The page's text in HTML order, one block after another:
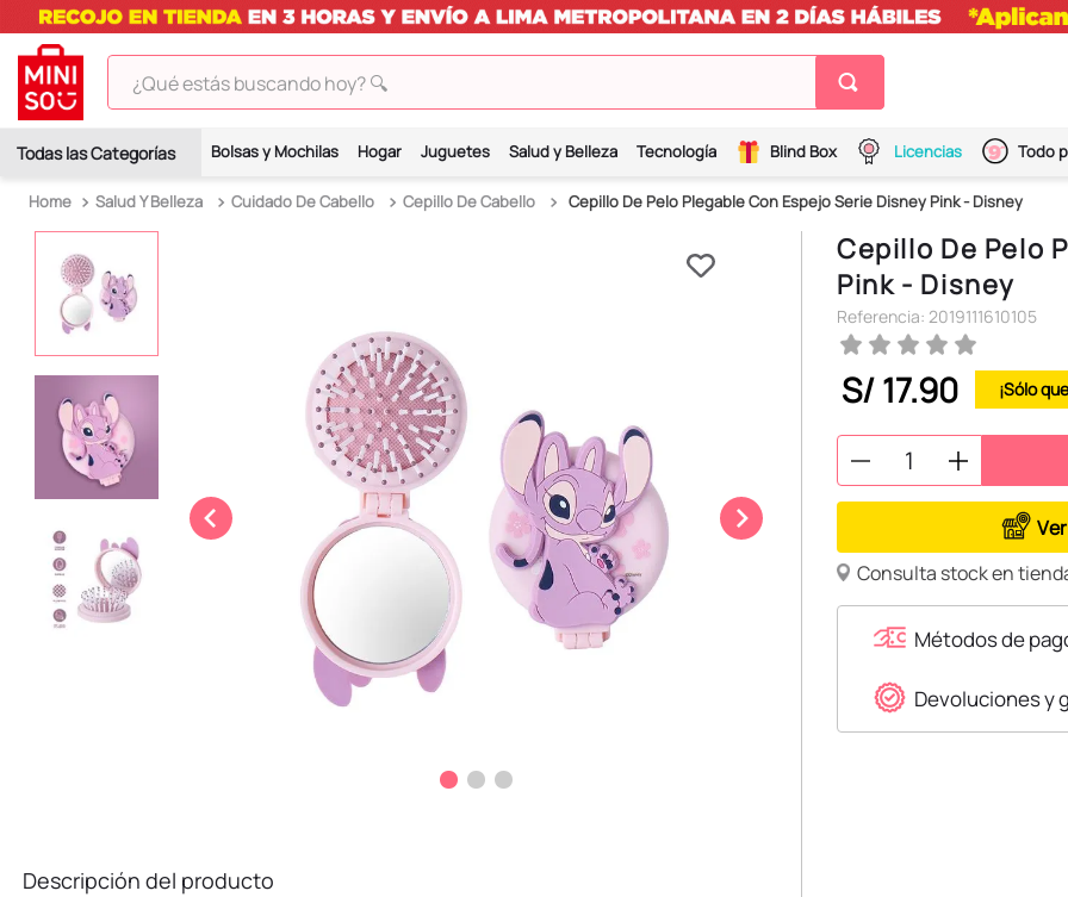
¿Qué estás buscando hoy? 🔍
Bolsas y Mochilas Hogar Juguetes Salud y Belleza Tecnología Blind Box Licencias Todo
Salud Y Belleza Cuidado De Cabello Cepillo De Cabello Cepillo De Pelo Plegable Con Espejo Serie Disney Pink - Disney
Descripción del producto
Cepillo De Pelo
Pink - Disney
Referencia: 2019111610105
S/17.90
Consulta stock en
Métodos de
Devoluciones y
2.
hello kitty
my melody
tomatodo
harry potter
stitch
kuromi